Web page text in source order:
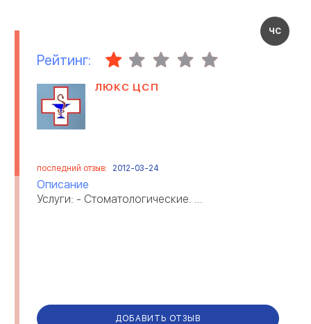
ЧС
Рейтинг:
ЛЮКС ЦСП
последний отзыв: 2012-03-24
Описание
Услуги: - Стоматологические. ...
ДОБАВИТЬ ОТЗЫВ